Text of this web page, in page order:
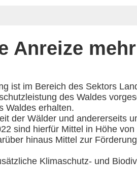
Anreize
ist im Bereich des Sektors
des Waldes
Waldes erhalten.
der Wälder und andererseits
sind hierfür Mittel in Höhe
hinaus Mittel zur
Klimaschutz- und